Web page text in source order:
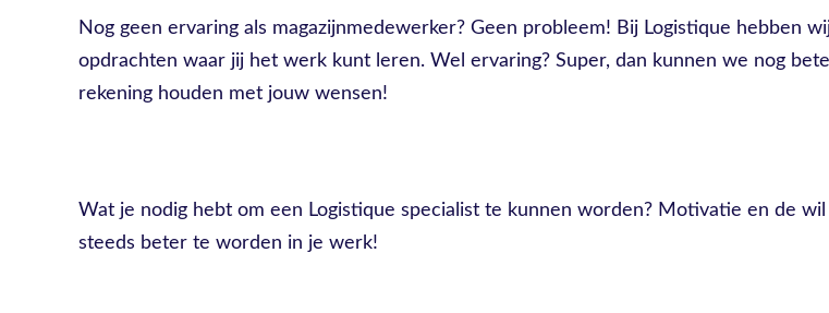
Nog geen ervaring als magazijnmedewerker? Geen probleem! Bij Logistique hebben
opdrachten waar jij het werk kunt leren. Wel ervaring? Super, dan kunnen we nog
rekening houden met jouw wensen!
Wat je nodig hebt om een Logistique specialist te kunnen worden? Motivatie en de wil
steeds beter te worden in je werk!